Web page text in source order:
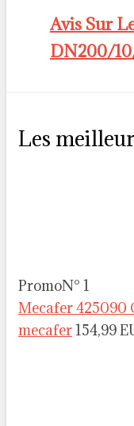
Avis Sur
DN200/
Les
PromoN° 1
Mecafer 425090
mecafer154,99